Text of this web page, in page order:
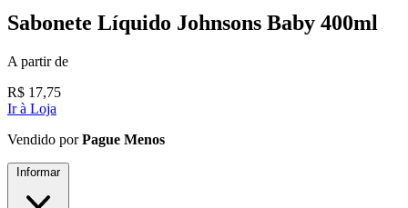
Sabonete Líquido Johnsons Baby 400ml
A partir de
R$ 17,75
Ir à Loja
Vendido porPague Menos
Informar